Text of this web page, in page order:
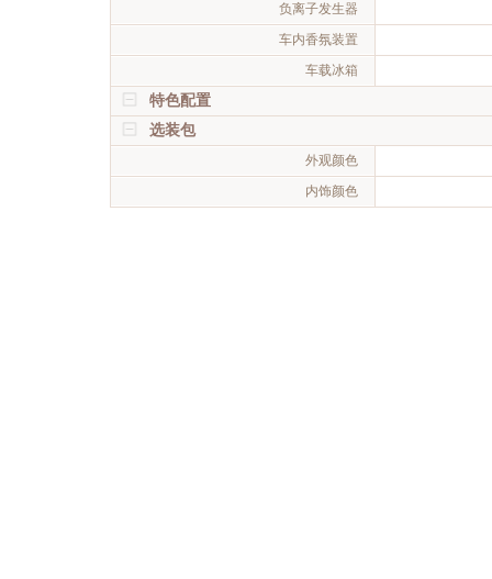
负离子发生器
车内香氛装置
车载冰箱
特色配置
选装包
外观颜色
内饰颜色